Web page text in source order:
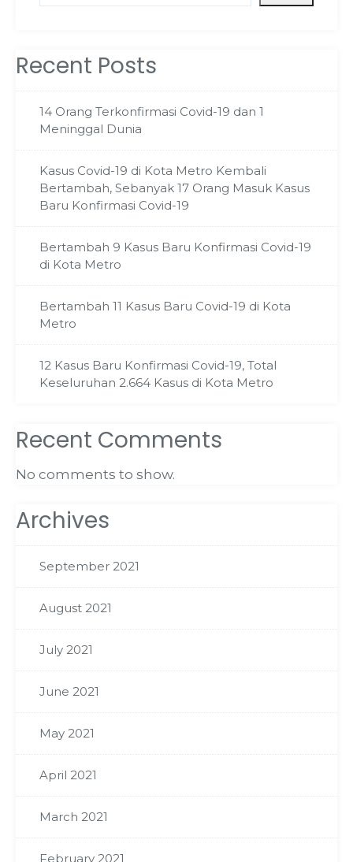
Recent Posts
14 Orang Terkonfirmasi Covid-19 dan 1
Meninggal Dunia
Kasus Covid-19 di Kota Metro Kembali
Bertambah, Sebanyak 17 Orang Masuk Kasus
Baru Konfirmasi Covid-19
Bertambah 9 Kasus Baru Konfirmasi Covid-19
di Kota Metro
Bertambah 11 Kasus Baru Covid-19 di Kota
Metro
12 Kasus Baru Konfirmasi Covid-19, Total
Keseluruhan 2.664 Kasus di Kota Metro
Recent Comments
No comments to show.
Archives
September 2021
August 2021
July 2021
June 2021
May 2021
April 2021
March 2021
February 2021